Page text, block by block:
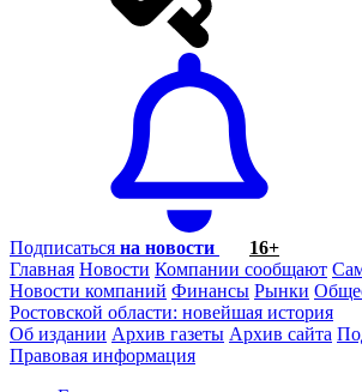
Подписаться на новости
16+
Главная Новости Компании сообщают
Новости компаний Финансы Рынки
Ростовской области: новейшая история
Об издании Архив газеты Архив сайта
Правовая информация